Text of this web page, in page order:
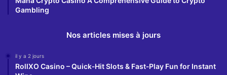
Gambling
Nos articles mises à jours
il y a 2 jours
RollXO Casino – Quick‑Hit Slots & Fast‑Play Fun for Instant